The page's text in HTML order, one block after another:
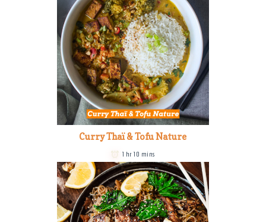
Curry Thaï & Tofu Nature
1 hr 10 mins